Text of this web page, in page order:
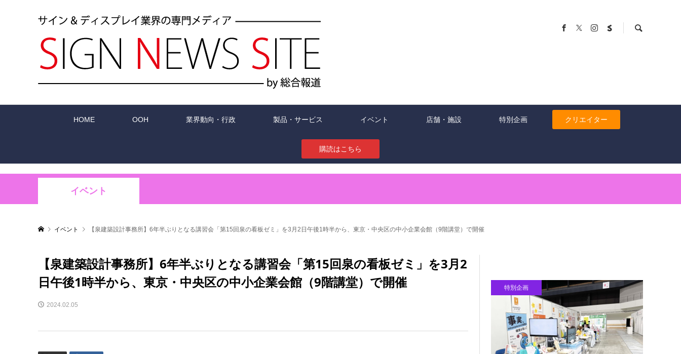
HOME OOH 業界動向・行政 製品・サービス イベント 店舗・施設 特別企画 クリエイター
購読はこちら
イベント
イベント 【泉建築設計事務所】6年半ぶりとなる講習会「第15回泉の看板ゼミ」を3月2日午後1時半から、東京・中央区の中小企業会館（9階講堂）で開催
【泉建築設計事務所】6年半ぶりとなる講習会「第15回泉の看板ゼミ」を3月2
日午後1時半から、東京・中央区の中小企業会館（9階講堂）で開催
2024.02.05
特別企画